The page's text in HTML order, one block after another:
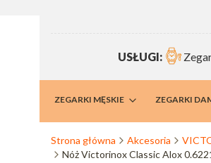
USŁUGI:
ZEGARKI MĘSKIE ZEGARKI
Strona główna Akcesoria
Nóż Victorinox Classic Alox